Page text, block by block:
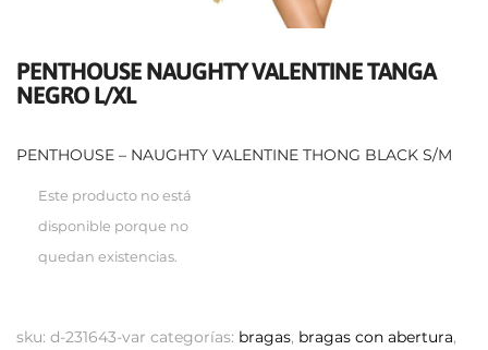
PENTHOUSE NAUGHTY VALENTINE TANGA
NEGRO L/XL
PENTHOUSE – NAUGHTY VALENTINE THONG BLACK S/M
Este producto no está
disponible porque no
quedan existencias.
sku: d-231643-var categorías: bragas, bragas con abertura,